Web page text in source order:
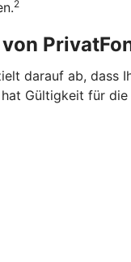
2
darauf ab,
Gültigkeit für